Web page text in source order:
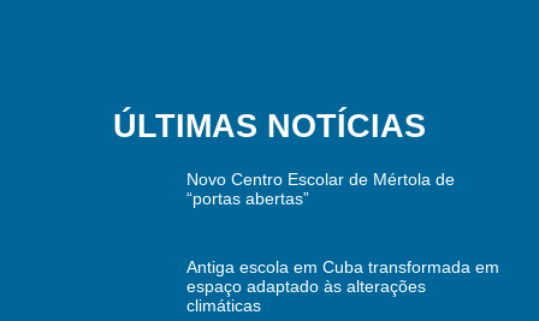
ÚLTIMAS NOTÍCIAS
Novo Centro Escolar de Mértola de
“portas abertas”
Antiga escola em Cuba transformada em
espaço adaptado às alterações
climáticas